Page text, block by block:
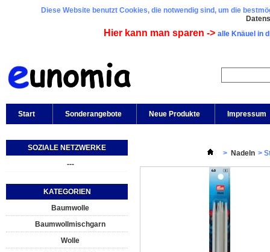
Diese Website benutzt Cookies, die notwendig sind, um die
Hier kann man sparen -> alle Knäuel in
Start Sonderangebote Neue Produkte Impressum
SOZIALE NETZWERKE
---
KATEGORIEN
Baumwolle
Baumwollmischgarn
Wolle
> Nadeln >